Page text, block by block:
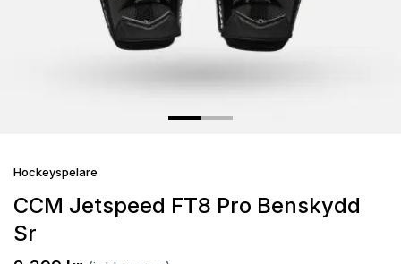
Hockeyspelare
CCM Jetspeed FT8 Pro Benskydd
Sr